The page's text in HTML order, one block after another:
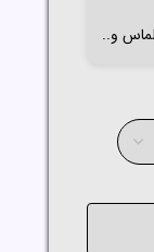
و..